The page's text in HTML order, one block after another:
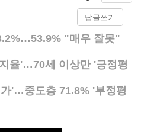
답글쓰기
"매우 잘못"
율'…70세 이상만 '긍정평
'…중도층 71.8% '부정평